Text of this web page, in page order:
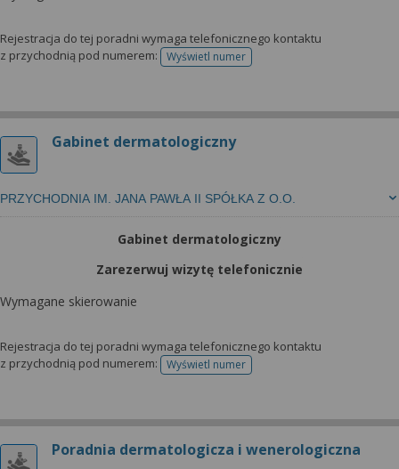
Rejestracja do tej poradni wymaga telefonicznego kontaktu
z przychodnią pod numerem:
Wyświetl numertelefonu do rejestracji
Gabinet dermatologiczny
PRZYCHODNIA IM. JANA PAWŁA II SPÓŁKA Z O.O.
Gabinet dermatologiczny
Zarezerwuj wizytę telefonicznie
Wymagane skierowanie
Rejestracja do tej poradni wymaga telefonicznego kontaktu
z przychodnią pod numerem:
Wyświetl numertelefonu do rejestracji
Poradnia dermatologicza i wenerologiczna
danych tylko w niektórych celach. Jeżeli chcesz
dowiedzieć się więcej lub chcesz przeprowadzić
za pomocą „Ustawień zaawansowanych”.
Więcej informacji na temat wykorzystywania
narzędzi zewnętrznych w naszym serwisie
znajdziesz w Regulaminie Serwisu.